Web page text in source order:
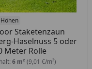
Staketenzaun
Haselnuss 5 oder
Meter Rolle
6 m² (9,01 €/m²)